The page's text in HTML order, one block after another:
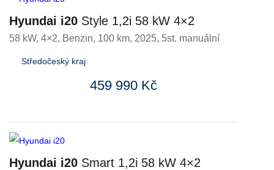
Hyundai i20 Style 1,2i 58 kW 4×2
58 kW, 4×2, Benzin, 100 km, 2025, 5st. manuální
Středočeský kraj
459 990 Kč
Hyundai i20 Smart 1,2i 58 kW 4×2